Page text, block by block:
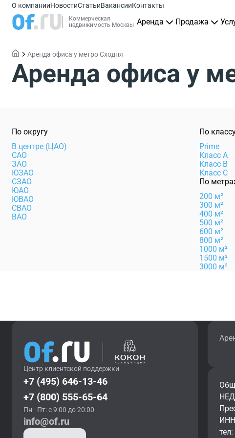
О компанииНовостиСтатьиВакансииКонтакты
Коммерческая
недвижимость Москвы Аренда Продажа
Аренда офиса у метро Сходня
Аренда офиса у
По округу
В центре (ЦАО)
САО
ЗАО
ЮЗАО
СЗАО
ЮАО
ЮВАО
СВАО
ВАО
По
Prime
Класс А
Класс B
Класс C
По
200 м²
300 м²
400 м²
500 м²
600 м²
800 м²
1000 м²
1500 м²
3000 м²
Центр клиентской поддержки
+7 (495) 646-13-46
+7 (800) 555-65-64
Пн - Пт: с 9:00 до 20:00
info@of.ru